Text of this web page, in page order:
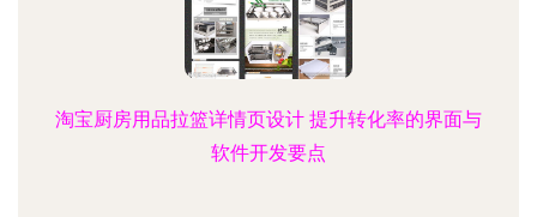
淘宝厨房用品拉篮详情页设计 提升转化率的界面与
软件开发要点